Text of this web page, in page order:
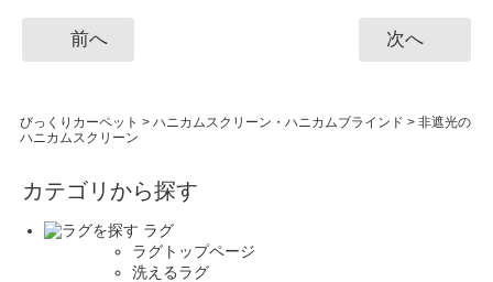
前へ 次へ
びっくりカーペット > ハニカムスクリーン・ハニカムブラインド > 非遮光の
ハニカムスクリーン
カテゴリから探す
ラグ
ラグトップページ
洗えるラグ